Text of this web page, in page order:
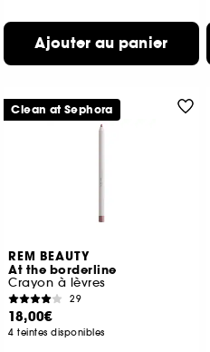
Ajouter au panier
REM BEAUTY
At the borderline
Crayon à lèvres
29
18,00€
4 teintes disponibles
Clean at Sephora